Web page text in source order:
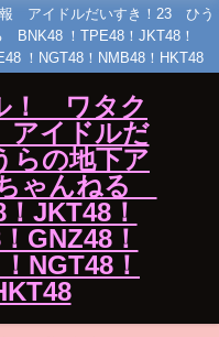
アイドルだいすき！23 ひう
BNK48 ！TPE48！JKT48！
！NGT48！NMB48！HKT48
！ ワタク
イドルだ
の地下ア
ゃんねる
JKT48！
GNZ48！
NGT48！